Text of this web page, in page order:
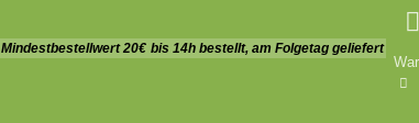
Mindestbestellwert 20€ bis 14h bestellt, am Folgetag geliefert